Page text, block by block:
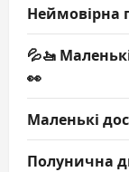
Неймовірна
💦🚤
👀
Маленькі
Полунична